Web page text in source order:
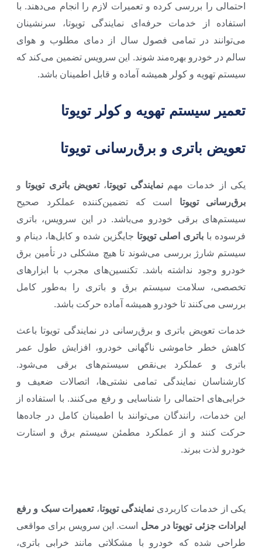
تعمیر سیستم تهویه و کولر تویوتا
احتمالی را بررسی کرده و تعمیرات لازم را انجام می‌دهند. با
استفاده از خدمات حرفه‌ای نمایندگی تویوتا، سرنشینان
می‌توانند در تمامی فصول سال از دمای مطلوب و هوای
سالم در خودرو بهره‌مند شوند. این سرویس تضمین می‌کند که
سیستم تهویه و کولر همیشه آماده و قابل اطمینان باشد.
تعویض باتری و برق‌رسانی تویوتا
یکی از خدمات مهمنمایندگی تویوتا،تعویض باتری تویوتا و
برق‌رسانی تویوتا است که تضمین‌کننده عملکرد صحیح
سیستم‌های برقی خودرو می‌باشد. در این سرویس، باتری
فرسوده با باتری اصلی تویوتا جایگزین شده و کابل‌ها، دینام و
سیستم شارژ بررسی می‌شوند تا هیچ مشکلی در تأمین برق
خودرو وجود نداشته باشد. تکنسین‌های مجرب با ابزارهای
تخصصی، سلامت سیستم برق و باتری را به‌طور کامل
بررسی می‌کنند تا خودرو همیشه آماده حرکت باشد.
خدمات تعویض باتری و برق‌رسانی در نمایندگی تویوتا باعث
کاهش خطر خاموشی ناگهانی خودرو، افزایش طول عمر
باتری و عملکرد بی‌نقص سیستم‌های برقی می‌شود.
کارشناسان نمایندگی تمامی نشتی‌ها، اتصالات ضعیف و
خرابی‌های احتمالی را شناسایی و رفع می‌کنند. با استفاده از
این خدمات، رانندگان می‌توانند با اطمینان کامل در جاده‌ها
حرکت کنند و از عملکرد مطمئن سیستم برق و استارت
خودرو لذت ببرند.
یکی از خدمات کاربردی نمایندگی تویوتا،تعمیرات سبک و رفع
ایرادات جزئی تویوتا در محل است. این سرویس برای مواقعی
طراحی شده که خودرو با مشکلاتی مانند خرابی باتری،